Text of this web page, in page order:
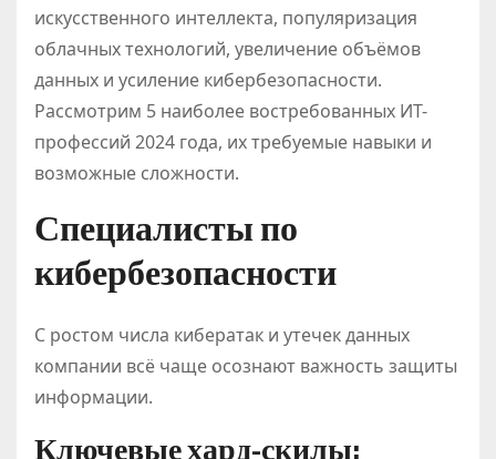
искусственного интеллекта, популяризация
облачных технологий, увеличение объёмов
данных и усиление кибербезопасности.
Рассмотрим 5 наиболее востребованных ИТ-
профессий 2024 года, их требуемые навыки и
возможные сложности.
Специалисты по
кибербезопасности
С ростом числа кибератак и утечек данных
компании всё чаще осознают важность защиты
информации.
Ключевые хард-скилы: